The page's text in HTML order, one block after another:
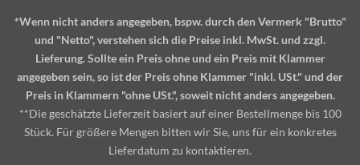
*Wenn nicht anders angegeben, bspw. durch den Vermerk "Brutto"
und "Netto", verstehen sich die Preise inkl. MwSt. und zzgl.
Lieferung. Sollte ein Preis ohne und ein Preis mit Klammer
angegeben sein, so ist der Preis ohne Klammer "inkl. USt." und der
Preis in Klammern "ohne USt.", soweit nicht anders angegeben.
**Die geschätzte Lieferzeit basiert auf einer Bestellmenge bis 100
Stück. Für größere Mengen bitten wir Sie, uns für ein konkretes
Lieferdatum zu kontaktieren.